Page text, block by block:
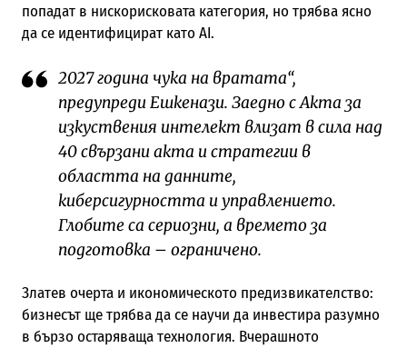
попадат в нискорисковата категория, но трябва ясно
да се идентифицират като AI.
2027 година чука на вратата“,
предупреди Ешкенази. Заедно с Акта за
изкуствения интелект влизат в сила над
40 свързани акта и стратегии в
областта на данните,
киберсигурността и управлението.
Глобите са сериозни, а времето за
подготовка – ограничено.
Златев очерта и икономическото предизвикателство:
бизнесът ще трябва да се научи да инвестира разумно
в бързо остаряваща технология. Вчерашното